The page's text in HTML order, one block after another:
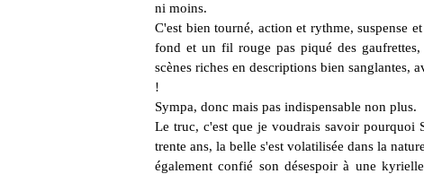
ni moins.
C'est bien tourné, action et rythme, suspense
fond et un fil rouge pas piqué des
scènes riches en descriptions bien sanglantes,
!
Sympa, donc mais pas indispensable non plus.
Le truc, c'est que je voudrais savoir pourquoi
trente ans, la belle s'est volatilisée dans la
également confié son désespoir à une